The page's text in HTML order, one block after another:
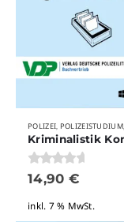
POLIZEI POLIZEISTUDIUM,
0von 5
14,90 €
inkl. 7 % MwSt.